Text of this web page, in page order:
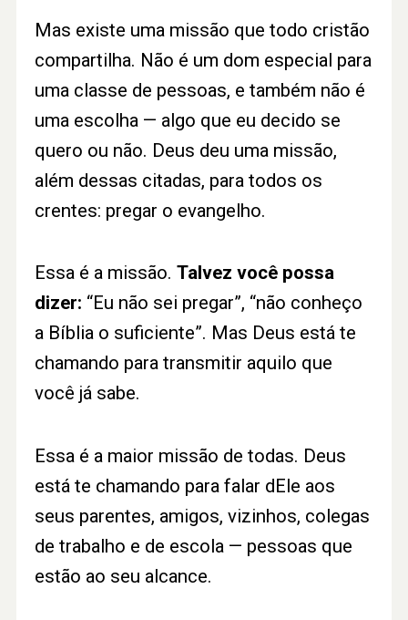
Mas existe uma missão que todo cristão
compartilha. Não é um dom especial para
uma classe de pessoas, e também não é
uma escolha — algo que eu decido se
quero ou não. Deus deu uma missão,
além dessas citadas, para todos os
crentes: pregar o evangelho.
Essa é a missão. Talvez você possa
dizer: “Eu não sei pregar”, “não conheço
a Bíblia o suficiente”. Mas Deus está te
chamando para transmitir aquilo que
você já sabe.
Essa é a maior missão de todas. Deus
está te chamando para falar dEle aos
seus parentes, amigos, vizinhos, colegas
de trabalho e de escola — pessoas que
estão ao seu alcance.